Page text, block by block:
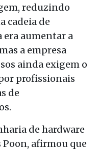
reduzindo
cadeia de
aumentar a
a empresa
ainda exigem o
profissionais
de
de hardware
Poon, afirmou que